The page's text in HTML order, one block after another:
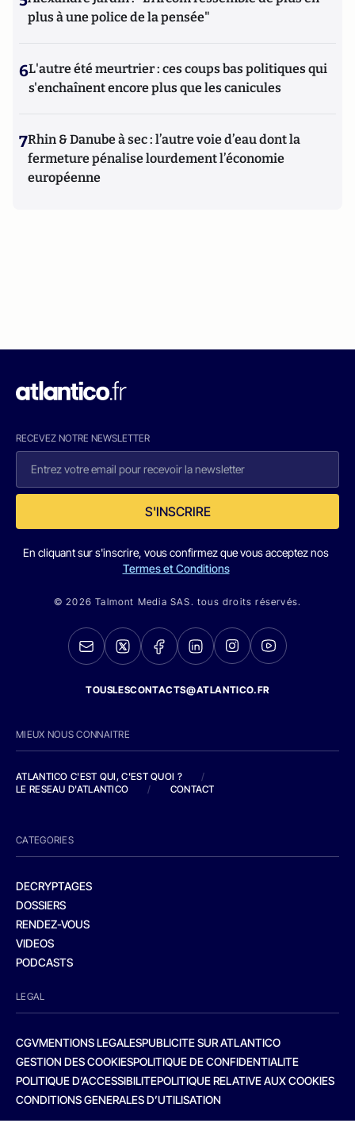
plus à une police de la pensée"
6L'autre été meurtrier : ces coups bas politiques qui
s'enchaînent encore plus que les canicules
7Rhin & Danube à sec : l’autre voie d’eau dont la
fermeture pénalise lourdement l’économie
européenne
RECEVEZ NOTRE NEWSLETTER
S'INSCRIRE
En cliquant sur s'inscrire, vous confirmez que vous acceptez nos
Termes et Conditions
© 2026 Talmont Media SAS. tous droits réservés.
TOUSLESCONTACTS@ATLANTICO.FR
MIEUX NOUS CONNAITRE
ATLANTICO C'EST QUI, C'EST QUOI ?
/
LE RESEAU D'ATLANTICO
/ CONTACT
CATEGORIES
DECRYPTAGES
DOSSIERS
RENDEZ-VOUS
VIDEOS
PODCASTS
LEGAL
CGVMENTIONS LEGALESPUBLICITE SUR ATLANTICO
GESTION DES COOKIESPOLITIQUE DE CONFIDENTIALITE
POLITIQUE D’ACCESSIBILITEPOLITIQUE RELATIVE AUX COOKIES
CONDITIONS GENERALES D’UTILISATION